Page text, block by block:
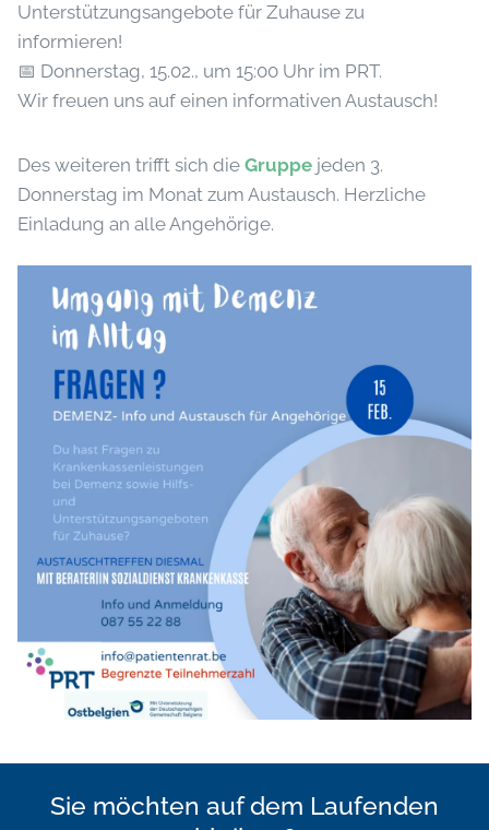
Unterstützungsangebote für Zuhause zu
informieren!
📅 Donnerstag, 15.02., um 15:00 Uhr im PRT.
Wir freuen uns auf einen informativen Austausch!
Des weiteren trifft sich die Gruppe jeden 3.
Donnerstag im Monat zum Austausch. Herzliche
Einladung an alle Angehörige.
Sie möchten auf dem Laufenden